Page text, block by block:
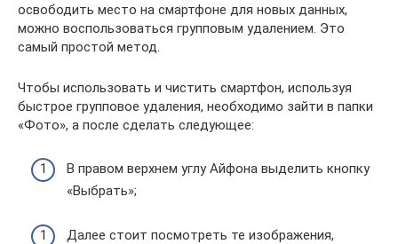
освободить место на смартфоне для новых данных,
можно воспользоваться групповым удалением. Это
самый простой метод.
Чтобы использовать и чистить смартфон, используя
быстрое групповое удаления, необходимо зайти в папки
«Фото», а после сделать следующее:
В правом верхнем углу Айфона выделить кнопку
«Выбрать»;
Далее стоит посмотреть те изображения,